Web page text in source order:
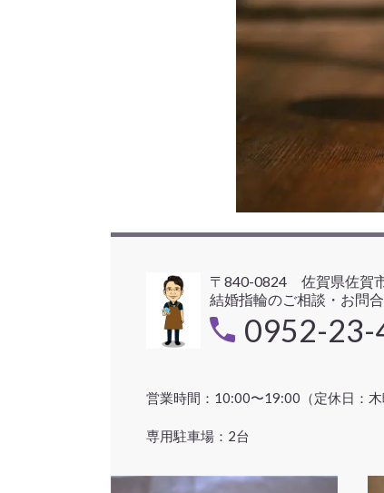
〒840-0824 佐賀県佐賀
結婚指輪のご相談・お問
0952-23-
営業時間：10:00〜19:00（定休日：木
専用駐車場：2台